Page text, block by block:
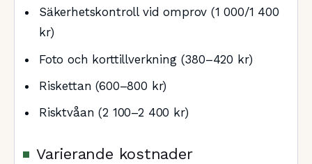
Säkerhetskontroll vid omprov (1 000/1 400
kr)
Foto och korttillverkning (380–420 kr)
Riskettan (600–800 kr)
Risktvåan (2 100–2 400 kr)
Varierande kostnader